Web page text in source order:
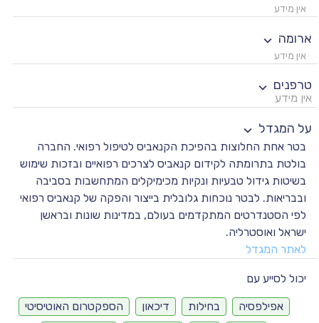
אין מידע
ארומה
אין מידע
טרפנים
אין מידע
על המגדל
בטר אחת החלוצות בהפיכת הקנאביס לטיפול רפואי. החברה
בולטת בתרומתה לקידום קנאביס לצרכים רפואיים ובזכות שימוש
בשיטות גידול טבעיות ונקיות מכימיקלים המתחשבות בסביבה
ובבריאות. לבטר נוכחות גלובלית בייצור והפקה של קנאביס רפואי
לפי הסטנדרטים המתקדמים בעולם, במדינות שונות ובראשן
ישראל ואוסטרליה.
לאתר המגדל
יכול לסייע עם
אפילפסיה בחילות דיכאון
הספקטרום האוטיסיטי